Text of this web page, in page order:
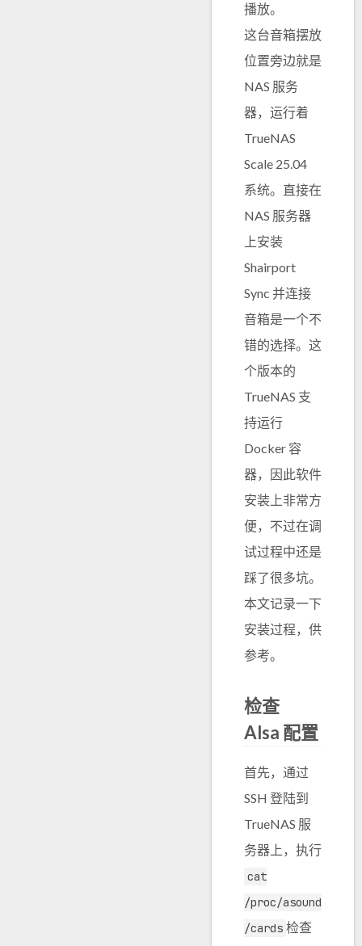
播放。
这台音箱摆放
位置旁边就是
NAS 服务
器，运行着
TrueNAS
Scale 25.04
系统。直接在
NAS 服务器
上安装
Shairport
Sync 并连接
音箱是一个不
错的选择。这
个版本的
TrueNAS 支
持运行
Docker 容
器，因此软件
安装上非常方
便，不过在调
试过程中还是
踩了很多坑。
本文记录一下
安装过程，供
参考。
检查
Alsa 配置
首先，通过
SSH 登陆到
TrueNAS 服
务器上，执行
cat
/proc/asound
/cards 检查